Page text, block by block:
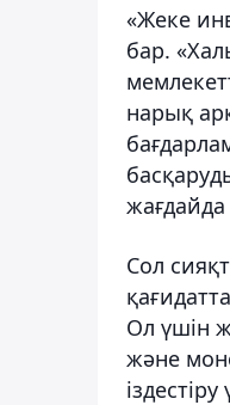
«Жеке
бар.
нарық
жағдайда
Сол
Ол үшін
және